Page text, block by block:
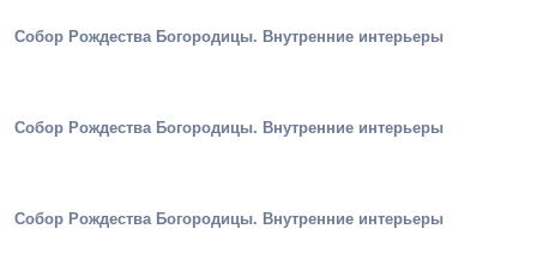
Собор Рождества Богородицы. Внутренние интерьеры
Собор Рождества Богородицы. Внутренние интерьеры
Собор Рождества Богородицы. Внутренние интерьеры